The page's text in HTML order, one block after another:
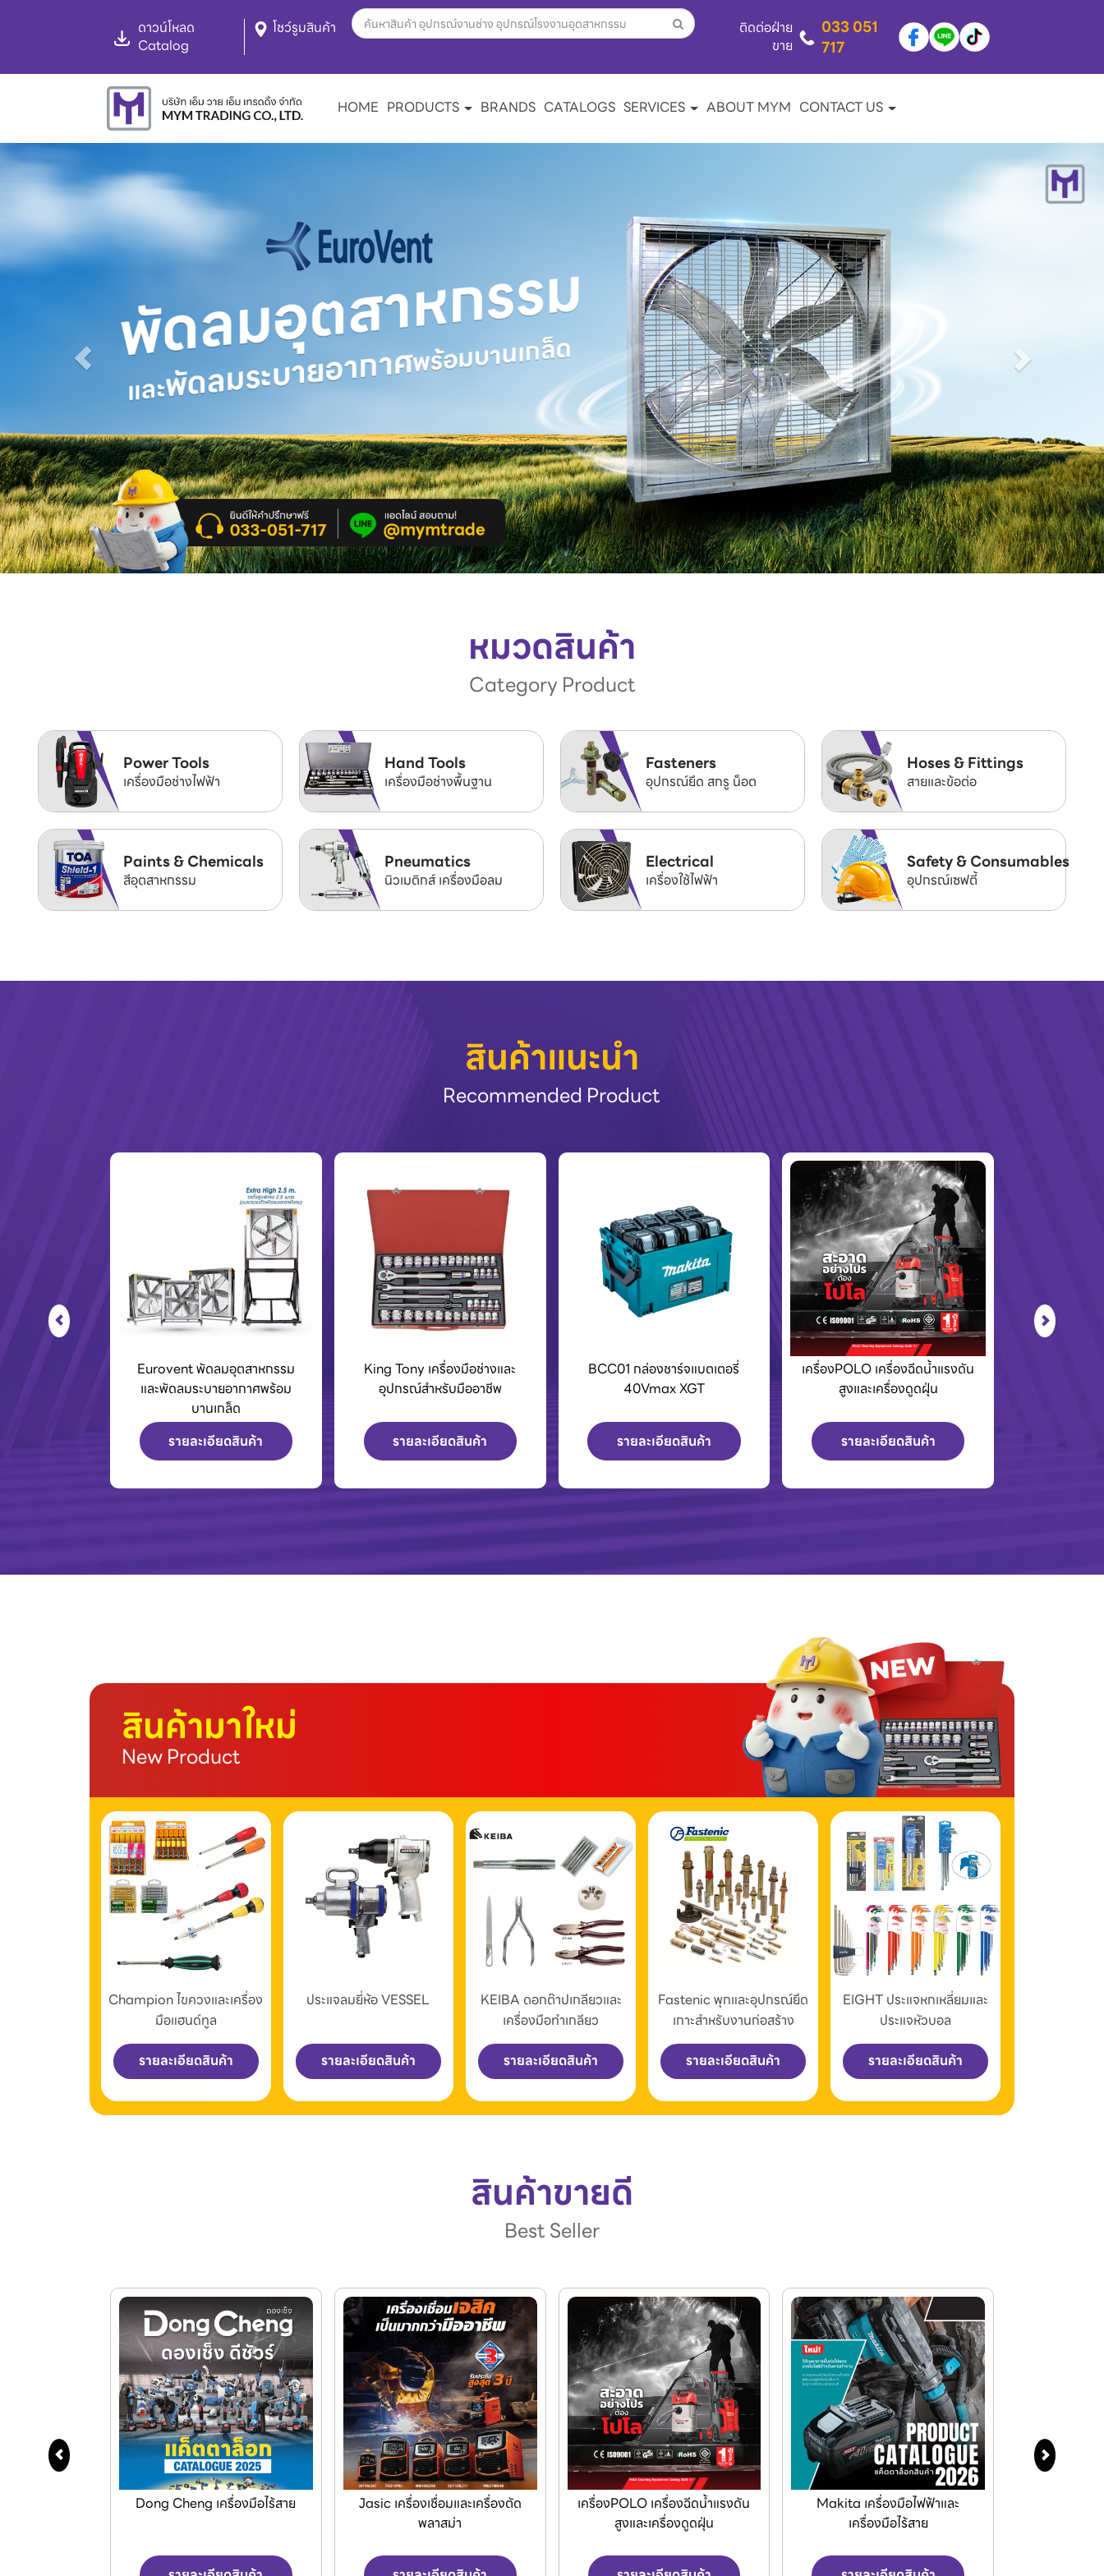
ดาวน์โหลด
Catalog
โชว์รูมสินค้า
ติดต่อฝ่าย
ขาย
033 051
717
HOME PRODUCTS BRANDS CATALOGS SERVICES ABOUT MYM CONTACT US
หมวดสินค้า
Category Product
Power Tools
เครื่องมือช่างไฟฟ้า
Hand Tools
เครื่องมือช่างพื้นฐาน
Fasteners
อุปกรณ์ยึด สกรู น็อต
Hoses & Fittings
สายและข้อต่อ
Paints & Chemicals
สีอุตสาหกรรม
Pneumatics
นิวเมติกส์ เครื่องมือลม
Electrical
เครื่องใช้ไฟฟ้า
Safety & Consumables
อุปกรณ์เซฟตี้
สินค้าแนะนำ
Recommended Product
Eurovent พัดลมอุตสาหกรรม
และพัดลมระบายอากาศพร้อม
บานเกล็ด
รายละเอียดสินค้า
King Tony เครื่องมือช่างและ
อุปกรณ์สำหรับมืออาชีพ
รายละเอียดสินค้า
BCC01 กล่องชาร์จแบตเตอรี่
40Vmax XGT
รายละเอียดสินค้า
เครื่องPOLO เครื่องฉีดน้ำแรงดัน
สูงและเครื่องดูดฝุ่น
รายละเอียดสินค้า
สินค้ามาใหม่
New Product
Champion ไขควงและเครื่อง
มือแฮนด์ทูล
รายละเอียดสินค้า
ประแจลมยี่ห้อ VESSEL
รายละเอียดสินค้า
KEIBA ดอกต๊าปเกลียวและ
เครื่องมือทำเกลียว
รายละเอียดสินค้า
Fastenic พุกและอุปกรณ์ยึด
เกาะสำหรับงานก่อสร้าง
รายละเอียดสินค้า
EIGHT ประแจหกเหลี่ยมและ
ประแจหัวบอล
รายละเอียดสินค้า
สินค้าขายดี
Best Seller
Dong Cheng เครื่องมือไร้สาย
Jasic เครื่องเชื่อมและเครื่องตัด
พลาสม่า
เครื่องPOLO เครื่องฉีดน้ำแรงดัน
สูงและเครื่องดูดฝุ่น
Makita เครื่องมือไฟฟ้าและ
เครื่องมือไร้สาย